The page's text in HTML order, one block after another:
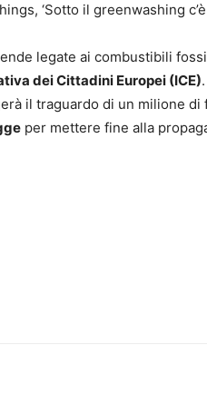
‘Sotto il greenwashing c’è
legate ai combustibili
dei Cittadini Europei (ICE)
il traguardo di un milione
per mettere fine alla